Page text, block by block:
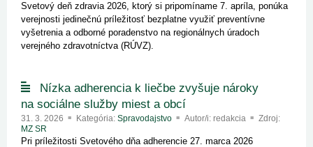
Svetový deň zdravia 2026, ktorý si pripomíname 7. apríla, ponúka
verejnosti jedinečnú príležitosť bezplatne využiť preventívne
vyšetrenia a odborné poradenstvo na regionálnych úradoch
verejného zdravotníctva (RÚVZ).
Nízka adherencia k liečbe zvyšuje nároky
na sociálne služby miest a obcí
31. 3. 2026 Kategória: Spravodajstvo Autor/i: redakcia
Zdroj:
MZ SR
Pri príležitosti Svetového dňa adherencie 27. marca 2026